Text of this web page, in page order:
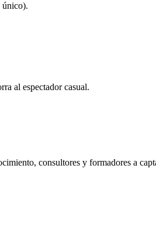
único).
al espectador casual.
consultores y formadores a